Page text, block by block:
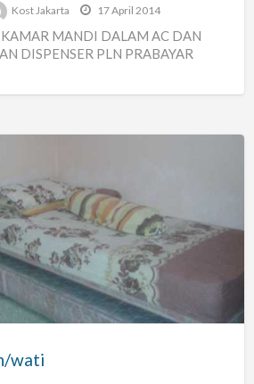
Kost Jakarta 17 April 2014
KAMAR MANDI DALAM AC DAN
DISPENSER PLN PRABAYAR
wati